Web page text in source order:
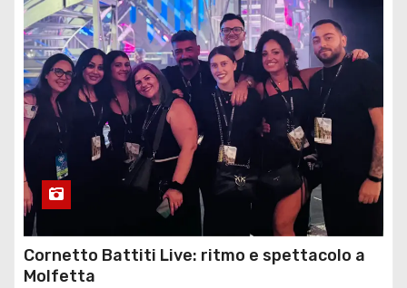
Cornetto Battiti Live: ritmo e spettacolo a
Molfetta